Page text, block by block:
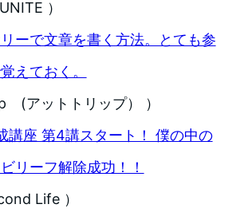
）
ーで文章を書く方法。とても参
えておく。
(アットトリップ） ）
講座 第4講スタート！ 僕の中の
リーフ解除成功！！
Life ）